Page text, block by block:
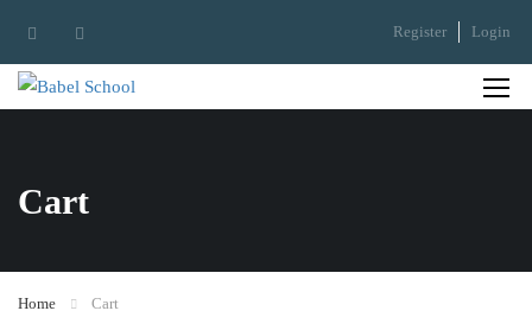
Register Login
Cart
Home Cart